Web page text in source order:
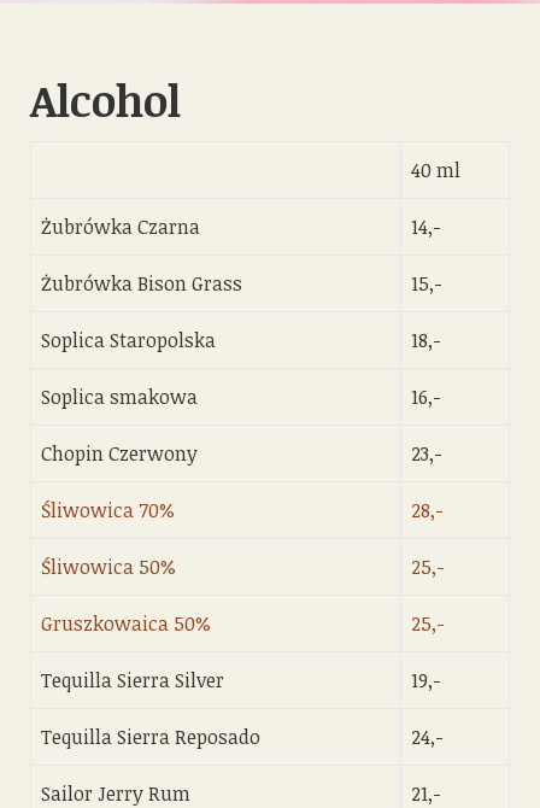
Alcohol
40 ml
Żubrówka Czarna 14,-
Żubrówka Bison Grass 15,-
Soplica Staropolska 18,-
Soplica smakowa 16,-
Chopin Czerwony 23,-
Śliwowica 70% 28,-
Śliwowica 50% 25,-
Gruszkowaica 50% 25,-
Tequilla Sierra Silver 19,-
Tequilla Sierra Reposado 24,-
Sailor Jerry Rum 21,-